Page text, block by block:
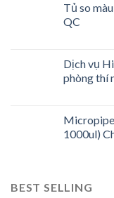
Tủ so
QC
Dịch vụ
phòng thí
1000ul)
BEST SELLING